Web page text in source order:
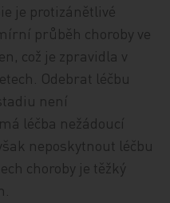
je protizánětlivé
průběh choroby ve
což je zpravidla v
Odebrat léčbu
není
léčba nežádoucí
neposkytnout léčbu
choroby je těžký